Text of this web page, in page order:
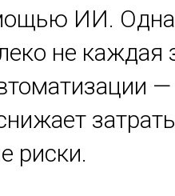
ИИ.
не каждая
риски.